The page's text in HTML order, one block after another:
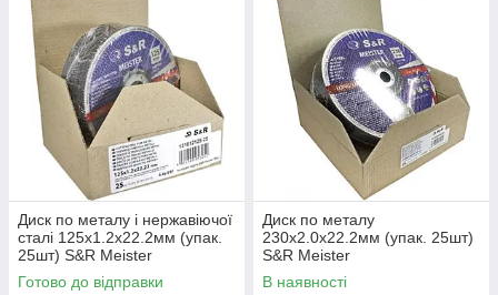
Диск по металу і нержавіючої
сталі 125х1.2х22.2мм (упак.
25шт) S&R Meister
Готово до відправки
Диск по металу
230х2.0х22.2мм (упак. 25шт)
S&R Meister
В наявності